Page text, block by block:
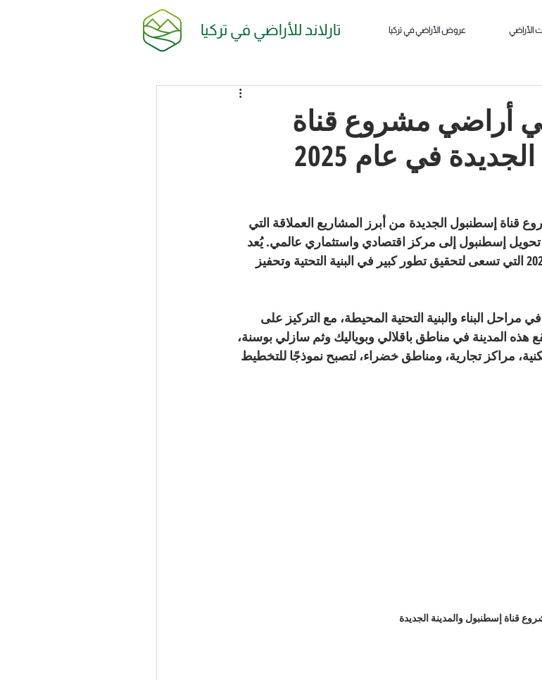
تارلاند للأراضي في تركيا الأراضي عروض الأراضي في تركيا
أراضي مشروع قناة
في عام 2025
قناة إسطنبول الجديدة من أبرز المشاريع العملاقة التي
تحويل إسطنبول إلى مركز اقتصادي واستثماري عالمي. يُعد
المشروع امتدادًا لرؤية تركيا المستقبلية 2025 التي تسعى لتحقيق تطور كبير في البنية التحتية وتحفيز
في مراحل البناء والبنية التحتية المحيطة، مع التركيز على
هذه المدينة في مناطق باقلالي وبوياليك وثم سازلي بوسنة،
مراكز تجارية، ومناطق خضراء، لتصبح نموذجًا للتخطيط
قناة إسطنبول والمدينة الجديدة